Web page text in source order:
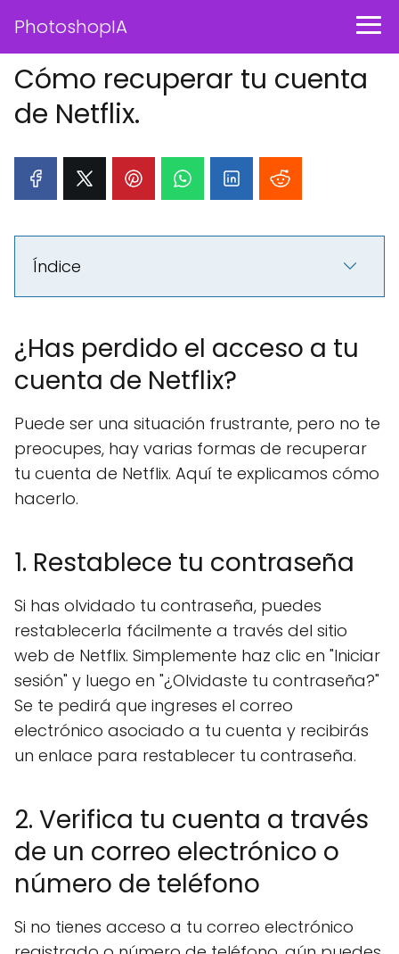
PhotoshopIA
Cómo recuperar tu cuenta
de Netflix.
Índice
¿Has perdido el acceso a tu
cuenta de Netflix?
Puede ser una situación frustrante, pero no te
preocupes, hay varias formas de recuperar
tu cuenta de Netflix. Aquí te explicamos cómo
hacerlo.
1. Restablece tu contraseña
Si has olvidado tu contraseña, puedes
restablecerla fácilmente a través del sitio
web de Netflix. Simplemente haz clic en "Iniciar
sesión" y luego en "¿Olvidaste tu contraseña?"
Se te pedirá que ingreses el correo
electrónico asociado a tu cuenta y recibirás
un enlace para restablecer tu contraseña.
2. Verifica tu cuenta a través
de un correo electrónico o
número de teléfono
Si no tienes acceso a tu correo electrónico